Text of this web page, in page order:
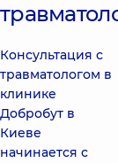
Консультация с
травматологом в
клинике
Добробут в
Киеве
начинается с